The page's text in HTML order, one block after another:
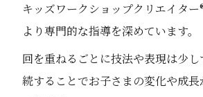
キッズワークショップクリエイター
より専門的な指導を深めています。
回を重ねるごとに技法や表現は少
続することでお子さまの変化や成